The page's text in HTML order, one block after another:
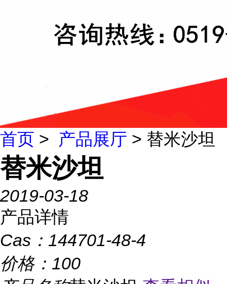
首页 > 产品展厅 > 替米沙坦
替米沙坦
2019-03-18
产品详情
Cas： 144701-48-4
价格： 100